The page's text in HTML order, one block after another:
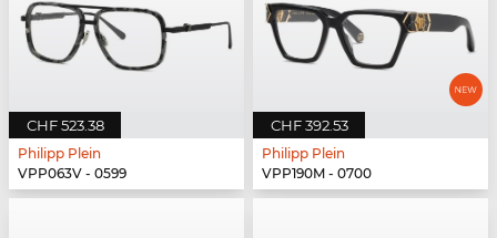
CHF 523.38
Philipp Plein
VPP063V - 0599
CHF 392.53
Philipp Plein
VPP190M - 0700